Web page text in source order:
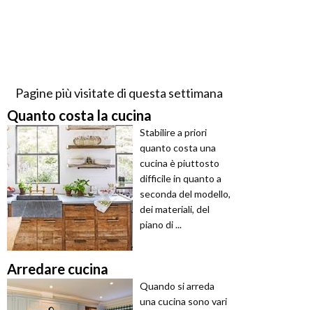
Pagine più visitate di questa settimana
Quanto costa la cucina
Stabilire a priori
quanto costa una
cucina è piuttosto
difficile in quanto a
seconda del modello,
dei materiali, del
piano di ...
Arredare cucina
Quando si arreda
una cucina sono vari